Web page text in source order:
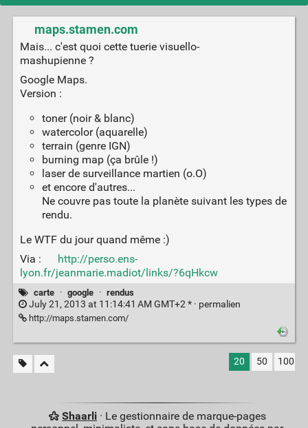
maps.stamen.com
Mais... c'est quoi cette tuerie visuello-
mashupienne ?
Google Maps.
Version :
toner (noir & blanc)
watercolor (aquarelle)
terrain (genre IGN)
burning map (ça brûle !)
laser de surveillance martien (o.O)
et encore d'autres...
Ne couvre pas toute la planète suivant les types de
rendu.
Le WTF du jour quand même :)
Via :
http://perso.ens-
lyon.fr/jeanmarie.madiot/links/?6qHkcw
carte · google · rendus
July 21, 2013 at 11:14:41 AM GMT+2 * · permalien
http://maps.stamen.com/
20 50 100
Shaarli· Le gestionnaire de marque-pages